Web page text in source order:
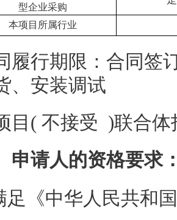
型企业采购
本项目所属行业
履行期限：合同签
、安装调试
目( 不接受 )联合体
申请人的资格要求
足《中华人民共和